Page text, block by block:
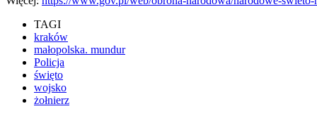
TAGI
kraków
małopolska. mundur
Policja
święto
wojsko
żołnierz